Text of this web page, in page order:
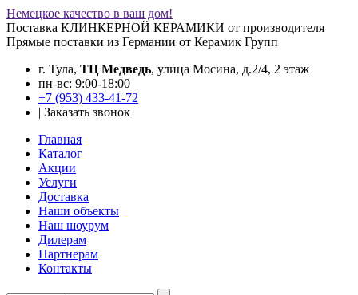
Немецкое качество в ваш дом!
Поставка КЛИНКЕРНОЙ КЕРАМИКИ от производителя
Прямые поставки из Германии от Керамик Групп
г. Тула, ТЦ Медведь, улица Мосина, д.2/4, 2 этаж
пн-вс: 9:00-18:00
+7 (953) 433-41-72
| Заказать звонок
Главная
Каталог
Акции
Услуги
Доставка
Наши объекты
Наш шоурум
Дилерам
Партнерам
Контакты